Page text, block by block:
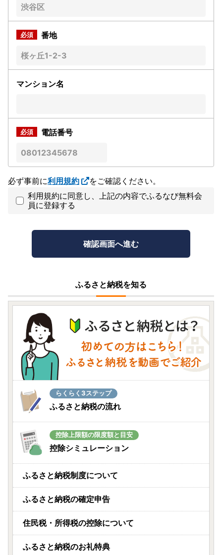
番地
マンション名
電話番号
必ず事前に利用規約
をご確認ください。
利用規約に同意し、上記の内容でふるなび無料会
員に登録する
ふるさと納税を知る
らくらく3ステップ
ふるさと納税の流れ
控除上限額の限度額と目安
控除シミュレーション
ふるさと納税制度について
ふるさと納税の確定申告
住民税・所得税の控除について
ふるさと納税のお礼特典